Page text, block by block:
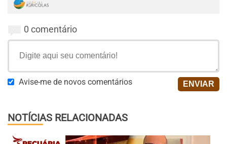
0 comentário
Avise-me de novos comentários
NOTÍCIAS RELACIONADAS